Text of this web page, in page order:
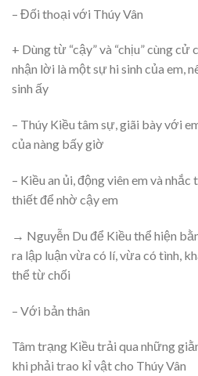
– Đối thoại với Thúy Vân
+ Dùng từ “cậy” và “chịu” cùng cử
nhận lời là một sự hi sinh của em,
sinh ấy
– Thúy Kiều tâm sự, giãi bày với
của nàng bấy giờ
– Kiều an ủi, động viên em và
thiết để nhờ cậy em
→ Nguyễn Du để Kiều thể hiện
ra lập luận vừa có lí, vừa có tình,
thể từ chối
– Với bản thân
Tâm trạng Kiều trải qua những
khi phải trao kỉ vật cho Thúy Vân